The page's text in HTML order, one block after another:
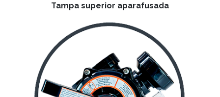
Tampa superior aparafusada